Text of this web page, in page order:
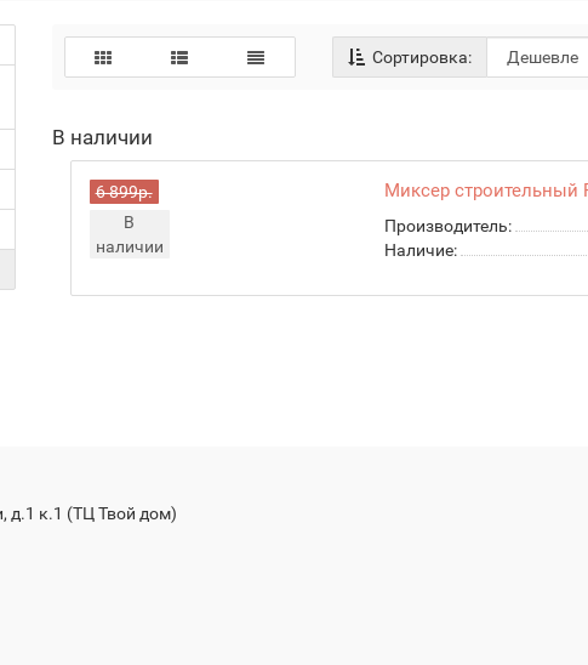
Сортировка:
В наличии
6 899р.
В
наличии
Миксер строительный
Производитель:
Наличие:
д.1 к.1 (ТЦ Твой дом)